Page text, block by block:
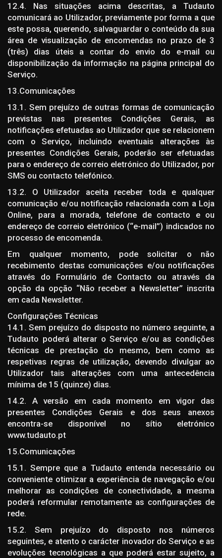
12.4. Nas situações acima descritas, a Tudauto
comunicará ao Utilizador, previamente por forma a que
este possa, querendo, salvaguardar o conteúdo da sua
área de visualização de encomendas no prazo de 3
(três) dias úteis a contar do envio do e-mail ou
disponibilização da informação na página principal do
Serviço.
13.Comunicações
13.1. Sem prejuízo de outras formas de comunicação
previstas nas presentes Condições Gerais, as
notificações efetuadas ao Utilizador que se relacionem
com o Serviço, incluindo eventuais alterações às
presentes Condições Gerais, poderão ser efetuadas
para o endereço de correio eletrónico do Utilizador, por
SMS ou contacto telefónico.
13.2. O Utilizador aceita receber toda e qualquer
comunicação e/ou notificação relacionada com a Loja
Online, para a morada, telefone de contacto e ou
endereço de correio eletrónico (“e-mail”) indicados no
processo de encomenda.
Em qualquer momento, pode solicitar o não
recebimento destas comunicações e/ou notificações
através do Formulário de Contacto ou através da
opção da opção “Não receber a Newsletter” inscrita
em cada Newsletter.
Configurações Técnicas
14.1. Sem prejuízo do disposto no número seguinte, a
Tudauto poderá alterar o Serviço e/ou as condições
técnicas de prestação do mesmo, bem como as
respetivas regras de utilização, devendo divulgar ao
Utilizador tais alterações com uma antecedência
mínima de 15 (quinze) dias.
14.2. A versão em cada momento em vigor das
presentes Condições Gerais e dos seus anexos
encontra-se disponível no sítio eletrónico
www.tudauto.pt
15.Comunicações
15.1. Sempre que a Tudauto entenda necessário ou
conveniente otimizar a experiência de navegação e/ou
melhorar as condições de conectividade, a mesma
poderá reformular remotamente as configurações de
rede.
15.2. Sem prejuízo do disposto nos números
seguintes, e atento o carácter inovador do Serviço e as
evoluções tecnológicas a que poderá estar sujeito, a